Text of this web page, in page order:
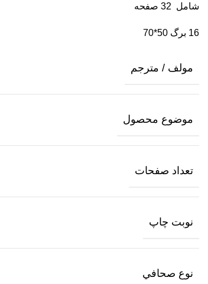
شامل 32 صفحه
16 برگ 50*70
مولف / مترجم
موضوع محصول
تعداد صفحات
نوبت چاپ
نوع صحافي